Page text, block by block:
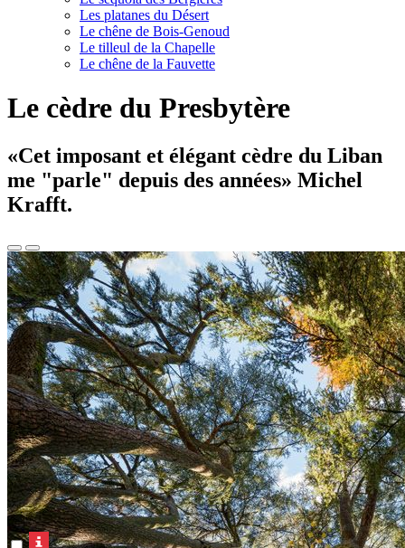
Les platanes du Désert
Le chêne de Bois-Genoud
Le tilleul de la Chapelle
Le chêne de la Fauvette
Le cèdre du Presbytère
«Cet imposant et élégant cèdre du Liban
me "parle" depuis des années» Michel
Krafft.